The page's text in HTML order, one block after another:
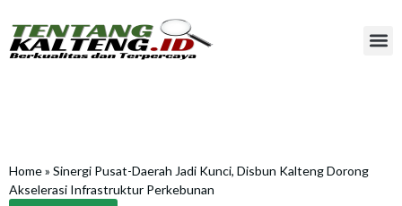
Home» Sinergi Pusat-Daerah Jadi Kunci, Disbun Kalteng Dorong
Akselerasi Infrastruktur Perkebunan